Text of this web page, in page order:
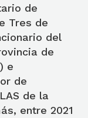
de
Tres de
del
de
e
de
de la
entre 2021